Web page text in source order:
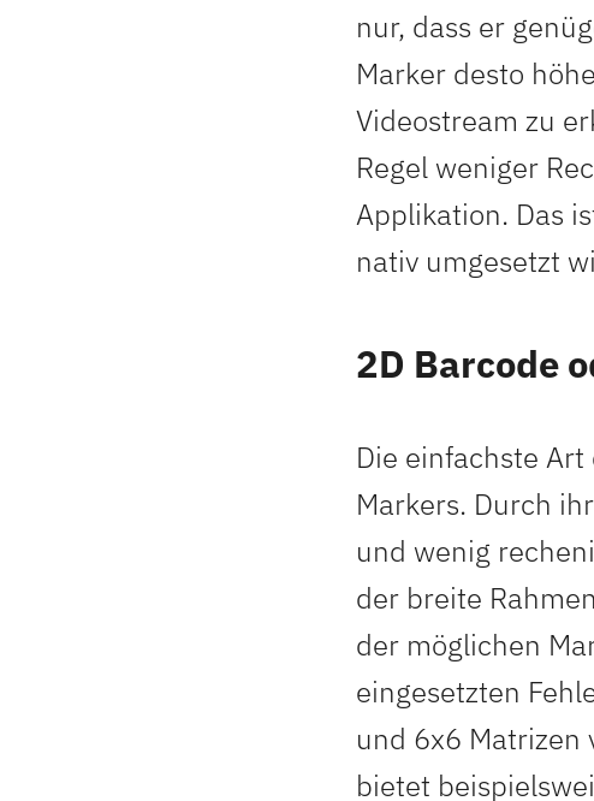
nur, dass er
Marker desto
Videostream zu
Regel weniger
Applikation. Das
nativ umgesetzt
2D Barcode
Die einfachste
Markers. Durch
und wenig
der breite
der möglichen
eingesetzten
und 6x6 Matrizen
bietet